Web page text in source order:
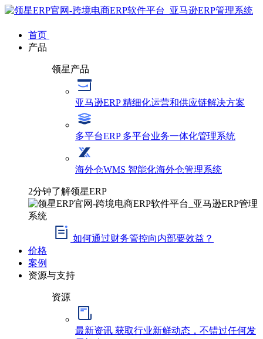
首页
产品
领星产品
亚马逊ERP精细化运营和供应链解决方案
多平台ERP 多平台业务一体化管理系统
海外仓WMS 智能化海外仓管理系统
2分钟了解领星ERP
如何通过财务管控向内部要效益？
价格
案例
资源与支持
资源
最新资讯 获取行业新鲜动态，不错过任何发